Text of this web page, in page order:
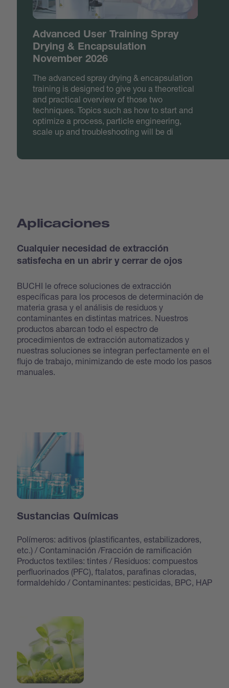
Advanced User Training Spray
Drying & Encapsulation
November 2026
The advanced spray drying & encapsulation
training is designed to give you a theoretical
and practical overview of those two
techniques. Topics such as how to start and
optimize a process, particle engineering,
scale up and troubleshooting will be di
Aplicaciones
Cualquier necesidad de extracción
satisfecha en un abrir y cerrar de ojos
BUCHI le ofrece soluciones de extracción
específicas para los procesos de determinación de
materia grasa y el análisis de residuos y
contaminantes en distintas matrices. Nuestros
productos abarcan todo el espectro de
procedimientos de extracción automatizados y
nuestras soluciones se integran perfectamente en el
flujo de trabajo, minimizando de este modo los pasos
manuales.
Sustancias Químicas
Polímeros: aditivos (plastificantes, estabilizadores,
etc.) / Contaminación /Fracción de ramificación
Productos textiles: tintes / Residuos: compuestos
perfluorinados (PFC), ftalatos, parafinas cloradas,
formaldehído / Contaminantes: pesticidas, BPC, HAP